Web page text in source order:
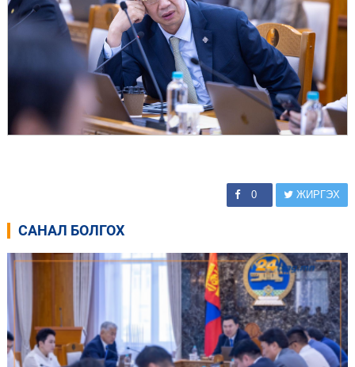
0 ЖИРГЭХ
САНАЛ БОЛГОХ